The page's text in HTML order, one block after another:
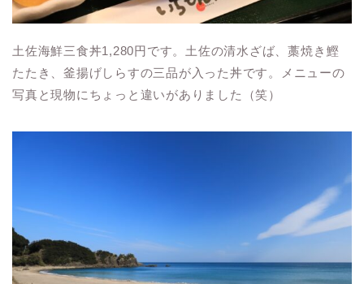
土佐海鮮三食丼1,280円です。土佐の清水ざば、藁焼き鰹
たたき、釜揚げしらすの三品が入った丼です。メニューの
写真と現物にちょっと違いがありました（笑）